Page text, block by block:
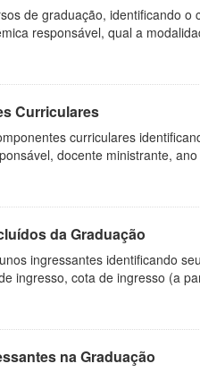
de graduação, identificando
responsável, qual a
Curriculares
curriculares
docente ministrante,
da Graduação
ingressantes identificando
ingresso, cota de ingresso (a
na Graduação